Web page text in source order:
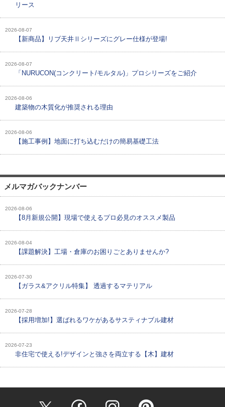
リース
2026-08-07
【新商品】リブ天井Ⅱシリーズにグレー仕様が登場!
2026-08-07
「NURUCON(コンクリート/モルタル)」プロシリーズをご紹介
2026-08-06
建築物の木質化が推奨される理由
2026-08-06
【施工事例】地面に打ち込むだけの簡易基礎工法
メルマガバックナンバー
2026-08-06
【8月新規公開】現場で使えるプロ必見のオススメ製品
2026-08-04
【課題解決】工場・倉庫のお困りごとありませんか?
2026-07-30
【ガラス&アクリル特集】 透過するマテリアル
2026-07-28
【採用増加!】選ばれるワケがあるサスティナブル建材
2026-07-23
非住宅で使える!デザインと強さを両立する【木】建材